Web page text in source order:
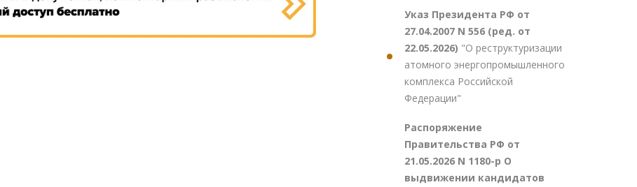
Указ Президента РФ от
27.04.2007 N 556 (ред. от
22.05.2026) "О реструктуризации
атомного энергопромышленного
комплекса Российской
Федерации"
Распоряжение
Правительства РФ от
21.05.2026 N 1180-р О
выдвижении кандидатов